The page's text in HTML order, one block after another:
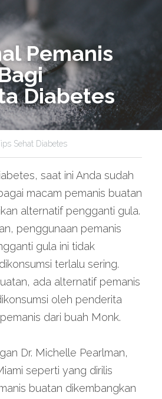
Pemanis
Diabetes
Sehat Diabetes
saat ini Anda sudah
macam pemanis buatan
alternatif pengganti gula.
penggunaan pemanis
gula ini tidak
terlalu sering.
ada alternatif pemanis
oleh penderita
dari buah Monk.
Dr. Michelle Pearlman,
buatan dikembangkan